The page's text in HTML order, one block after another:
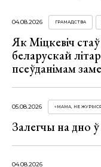
04.08.2026 ГРАМАДСТВА
Як Міцкевіч
беларускай
псеўданімам
05.08.2026 «МАМА, НЕ
Залегчы на дно
04.08.2026